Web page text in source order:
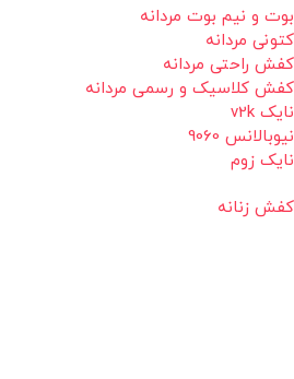
بوت و نیم بوت مردانه
کتونی مردانه
کفش راحتی مردانه
کفش کلاسیک و رسمی مردانه
نایک v2k
نیوبالانس 9060
نایک زوم
کفش زنانه